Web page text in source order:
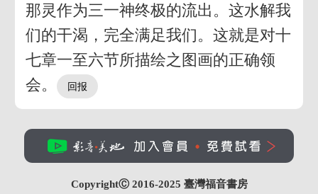
那灵作为三一神终极的流出。这水解我
们的干渴，完全满足我们。这就是对十
七章一至六节所描绘之图画的正确领
会。
CopyrightⒸ 2016-2025 臺灣福音書房